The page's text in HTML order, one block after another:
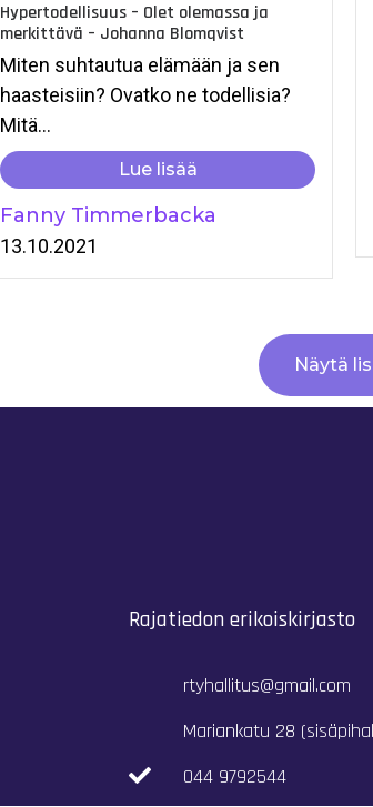
Hypertodellisuus – Olet olemassa ja
merkittävä – Johanna Blomqvist
Miten suhtautua elämään ja sen
haasteisiin? Ovatko ne todellisia?
Mitä...
Lue lisää
Fanny Timmerbacka
13.10.2021
Näytä
Rajatiedon erikoiskirjasto
rtyhallitus@gmail.com
Mariankatu 28
044 9792544